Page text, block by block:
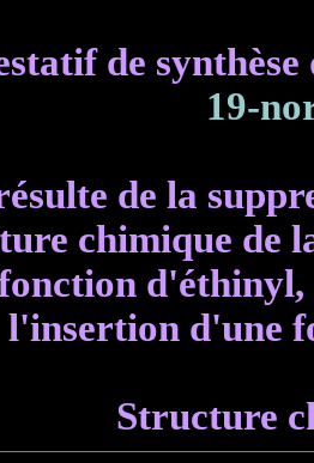
de synthèse
19-
de la
chimique de
d'éthinyl,
l'insertion d'une
Structure